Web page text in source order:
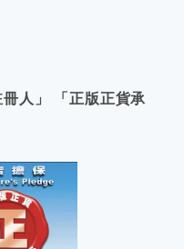
冊人」 「正版正貨承